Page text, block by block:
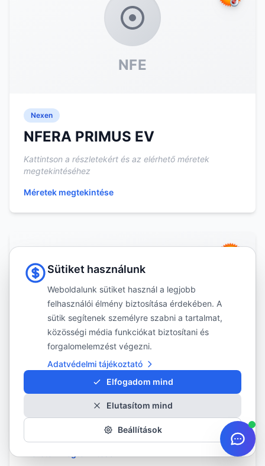
NFE
Nexen
NFERA PRIMUS EV
Kattintson a részletekért és az elérhető méretek
megtekintéséhez
Méretek megtekintése
NFE
NFERA SPORT SUV EV
Kattintson a részletekért és az elérhető méretek
Sütiket használunk
Weboldalunk sütiket használ a legjobb
felhasználói élmény biztosítása érdekében. A
sütik segítenek személyre szabni a tartalmat,
közösségi média funkciókat biztosítani és
forgalomelemzést végezni.
Adatvédelmi tájékoztató
Elfogadom mind
Elutasítom mind
Beállítások